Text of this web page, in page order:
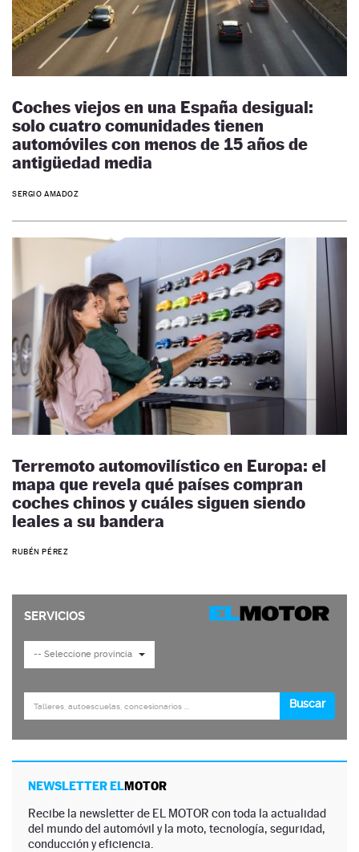
Coches viejos en una España desigual:
solo cuatro comunidades tienen
automóviles con menos de 15 años de
antigüedad media
SERGIO AMADOZ
Terremoto automovilístico en Europa: el
mapa que revela qué países compran
coches chinos y cuáles siguen siendo
leales a su bandera
RUBÉN PÉREZ
NEWSLETTER ELMOTOR
Recibe la newsletter de EL MOTOR con toda la actualidad
del mundo del automóvil y la moto, tecnología, seguridad,
conducción y eficiencia.